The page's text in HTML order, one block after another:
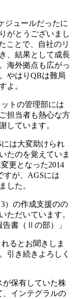
ジュールだったに
がとうございまし
ことで、自社のリ
、結果として成長
海外拠点も広がっ
やはりQBは難局
よ。
トの管理部には
担当者も熱心な方
しています。
は大変助けられ
たのを覚えていま
更となった2014
すが、AGSには
した。
）の作成支援のの
ただいています。
書（Ⅱの部）」
るとお聞きしま
引き続きよろしく
が保有していた株
、インテグラルの